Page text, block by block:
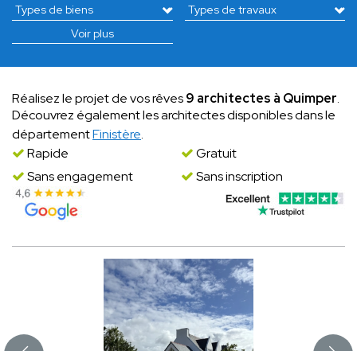
Voir plus
Réalisez le projet de vos rêves9 architectes à Quimper.
Découvrez également les architectes disponibles dans le
départementFinistère.
Rapide
Gratuit
Sans engagement
Sans inscription